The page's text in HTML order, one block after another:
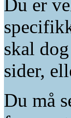
Du er
skal
sider,
Du må